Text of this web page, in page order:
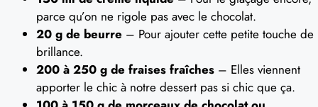
parce qu’on ne rigole pas avec le chocolat.
20 g de beurre – Pour ajouter cette petite touche de
brillance.
200 à 250 g de fraises fraîches – Elles viennent
apporter le chic à notre dessert pas si chic que ça.